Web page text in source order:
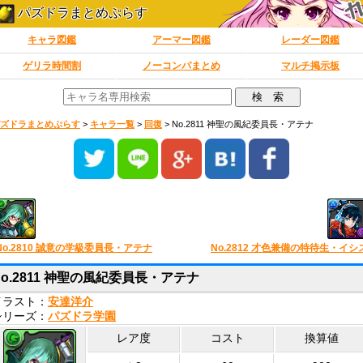
パズドラまとめぷらす
キャラ図鑑 アーマー図鑑 レーダー図鑑
ゲリラ時間割 ノーコンパまとめ マルチ掲示板
ドラまとめぷらす > キャラ一覧 > 回復 > No.2811 神聖の風紀委員長・アテナ
誠意の学級委員長・アテナ No.2812 才色兼備の特待生・イシ
神聖の風紀委員長・アテナ
スト： 安達洋介
ーズ： パズドラ学園
レア度 コスト 換算値